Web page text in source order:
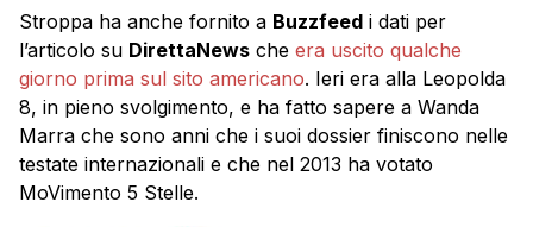
Stroppa ha anche fornito a Buzzfeed i dati per
l’articolo su DirettaNews che era uscito qualche
giorno prima sul sito americano. Ieri era alla Leopolda
8, in pieno svolgimento, e ha fatto sapere a Wanda
Marra che sono anni che i suoi dossier finiscono nelle
testate internazionali e che nel 2013 ha votato
MoVimento 5 Stelle.